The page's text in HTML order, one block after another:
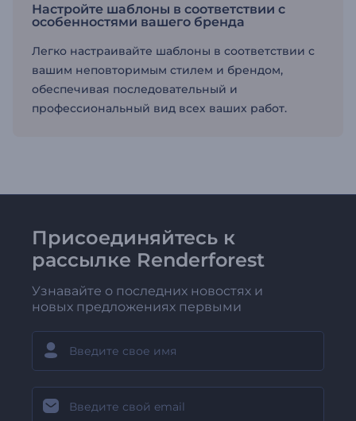
Настройте шаблоны в соответствии с
особенностями вашего бренда
Легко настраивайте шаблоны в соответствии с
вашим неповторимым стилем и брендом,
обеспечивая последовательный и
профессиональный вид всех ваших работ.
Присоединяйтесь к
рассылке Renderforest
Узнавайте о последних новостях и
новых предложениях первыми